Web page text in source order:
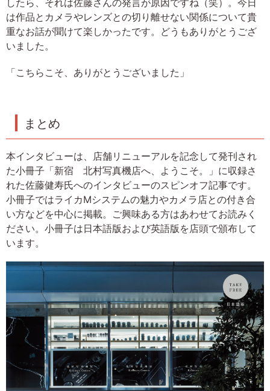
したら、それは佐藤さんの発言が原因ですね（笑）。今日
は作品とカメラやレンズとの切り離せない関係について貴
重なお話が聞けて楽しかったです。どうもありがとうござ
いました。
「こちらこそ、ありがとうございました」
まとめ
本インタビューは、店舗リニューアルを記念して発刊され
た小冊子「新宿 北村写真機店へ、ようこそ。」に収録さ
れた佐藤健寿氏へのインタビューのスピンオフ記事です。
小冊子ではライカMシステムの魅力やカメラ店との付き合
い方などを中心に掲載。ご興味ある方はあわせてお読みく
ださい。小冊子は日本語版および英語版を店頭で頒布して
います。